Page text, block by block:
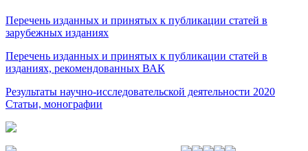
Перечень изданных и принятых к публикации статей в
зарубежных изданиях
Перечень изданных и принятых к публикации статей в
изданиях, рекомендованных ВАК
Результаты научно-исследовательской деятельности 2020
Статьи, монографии